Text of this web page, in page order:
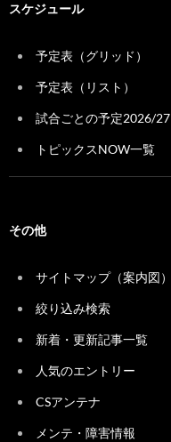
スケジュール
予定表（グリッド）
予定表（リスト）
試合ごとの予定2026/27
トピックスNOW一覧
その他
サイトマップ（案内図）
絞り込み検索
新着・更新記事一覧
人気のエントリー
CSアンテナ
メンテ・障害情報